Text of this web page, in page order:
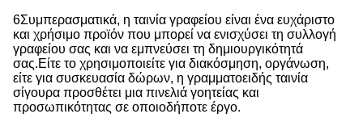
6Συμπερασματικά, η ταινία γραφείου είναι ένα ευχάριστο
και χρήσιμο προϊόν που μπορεί να ενισχύσει τη συλλογή
γραφείου σας και να εμπνεύσει τη δημιουργικότητά
σας.Είτε το χρησιμοποιείτε για διακόσμηση, οργάνωση,
είτε για συσκευασία δώρων, η γραμματοειδής ταινία
σίγουρα προσθέτει μια πινελιά γοητείας και
προσωπικότητας σε οποιοδήποτε έργο.